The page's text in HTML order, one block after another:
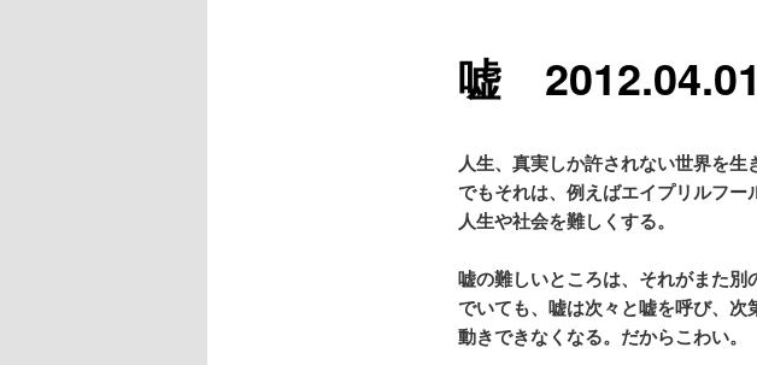
嘘
人生、真実しか許されない世界を生
でもそれは、例えばエイプリルフー
人生や社会を難しくする。
嘘の難しいところは、それがまた
でいても、嘘は次々と嘘を呼び、
動きできなくなる。だからこわい。